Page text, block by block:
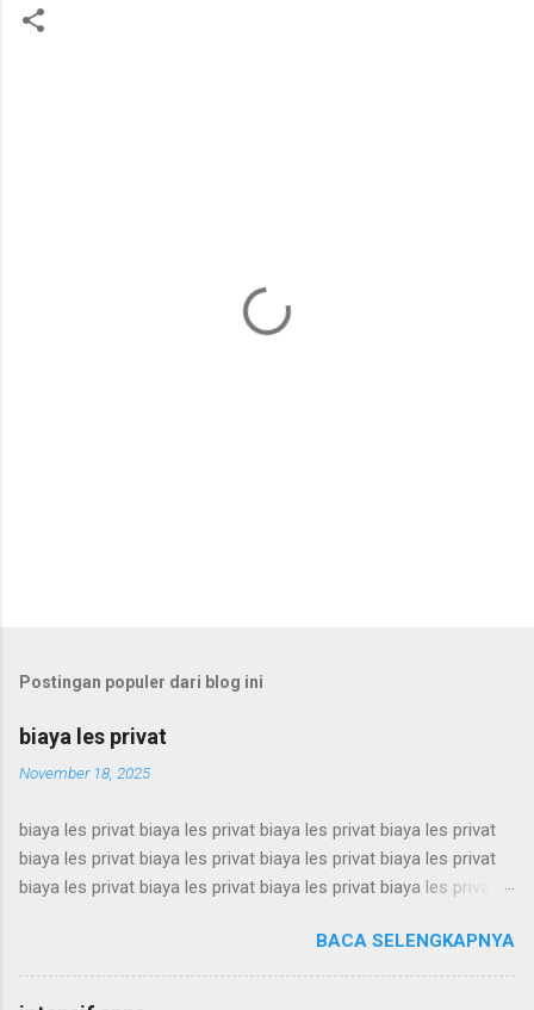
Postingan populer dari blog ini
biaya les privat
November 18, 2025
biaya les privat biaya les privat biaya les privat biaya les privat
biaya les privat biaya les privat biaya les privat biaya les privat
biaya les privat biaya les privat biaya les privat biaya les privat
biaya les privat biaya les privat biaya les privat biaya les privat
biaya les privat biaya les privat biaya les privat biaya les privat
biaya les privat biaya les privat biaya les privat biaya les privat
BACA SELENGKAPNYA